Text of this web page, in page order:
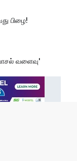
பிழை!
வளைவு'
தயாராக
மீட்பு!